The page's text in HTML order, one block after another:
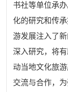
书社等单位承
化的研究和传
游发展注入了
深入研究，将
动当地文化旅
交流与合作，